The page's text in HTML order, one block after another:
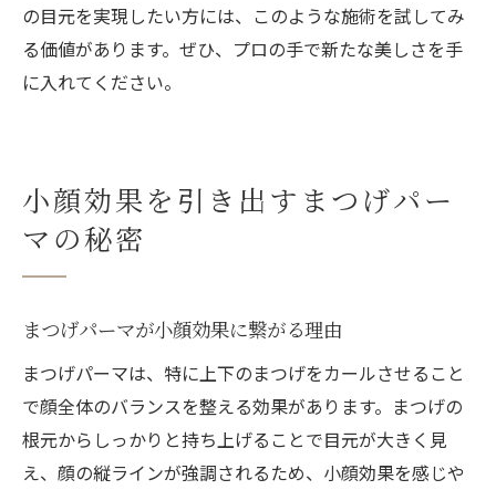
の目元を実現したい方には、このような施術を試してみ
る価値があります。ぜひ、プロの手で新たな美しさを手
に入れてください。
小顔効果を引き出すまつげパー
マの秘密
まつげパーマが小顔効果に繋がる理由
まつげパーマは、特に上下のまつげをカールさせること
で顔全体のバランスを整える効果があります。まつげの
根元からしっかりと持ち上げることで目元が大きく見
え、顔の縦ラインが強調されるため、小顔効果を感じや